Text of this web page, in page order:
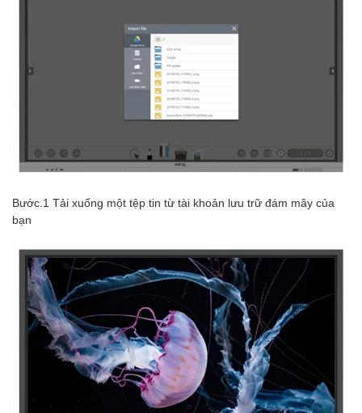
Bước.1 Tải xuống một tệp tin từ tài khoản lưu trữ đám mây của
bạn